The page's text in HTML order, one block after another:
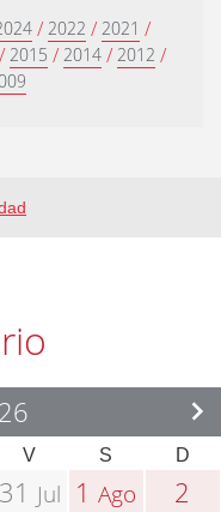
/ 2022 / 2021 /
/ 2015 / 2014 / 2012 /
V S D
31 Jul 1Ago 2